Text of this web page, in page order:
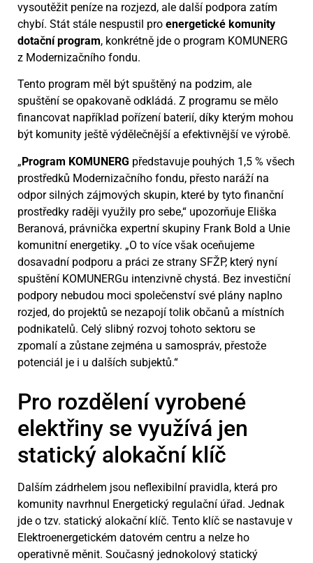
vysoutěžit peníze na rozjezd, ale další podpora zatím
chybí. Stát stále nespustil pro energetické komunity
dotační program, konkrétně jde o program KOMUNERG
z Modernizačního fondu.
Tento program měl být spuštěný na podzim, ale
spuštění se opakovaně odkládá. Z programu se mělo
financovat například pořízení baterií, díky kterým mohou
být komunity ještě výdělečnější a efektivnější ve výrobě.
„Program KOMUNERG představuje pouhých 1,5 % všech
prostředků Modernizačního fondu, přesto naráží na
odpor silných zájmových skupin, které by tyto finanční
prostředky raději využily pro sebe,“ upozorňuje Eliška
Beranová, právnička expertní skupiny Frank Bold a Unie
komunitní energetiky. „O to více však oceňujeme
dosavadní podporu a práci ze strany SFŽP, který nyní
spuštění KOMUNERGu intenzivně chystá. Bez investiční
podpory nebudou moci společenství své plány naplno
rozjed, do projektů se nezapojí tolik občanů a místních
podnikatelů. Celý slibný rozvoj tohoto sektoru se
zpomalí a zůstane zejména u samospráv, přestože
potenciál je i u dalších subjektů.“
Pro rozdělení vyrobené
elektřiny se využívá jen
statický alokační klíč
Dalším zádrhelem jsou neflexibilní pravidla, která pro
komunity navrhnul Energetický regulační úřad. Jednak
jde o tzv. statický alokační klíč. Tento klíč se nastavuje v
Elektroenergetickém datovém centru a nelze ho
operativně měnit. Současný jednokolový statický